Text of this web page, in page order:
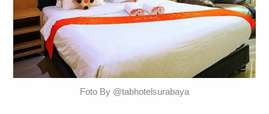
Foto By @tabhotelsurabaya